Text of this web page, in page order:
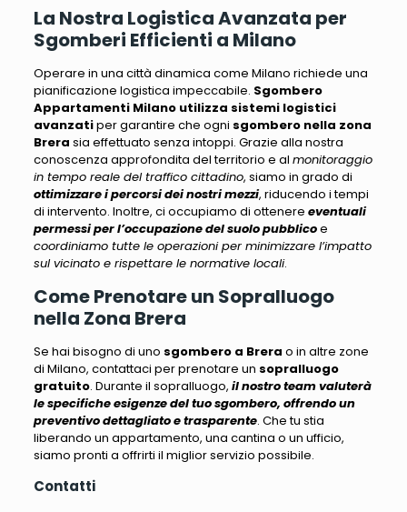
La Nostra Logistica Avanzata per
Sgomberi Efficienti a Milano
Operare in una città dinamica come Milano richiede una
pianificazione logistica impeccabile. Sgombero
Appartamenti Milano utilizza sistemi logistici
avanzatiper garantire che ogni sgombero nella zona
Brera sia effettuato senza intoppi. Grazie alla nostra
conoscenza approfondita del territorio e al monitoraggio
in tempo reale del traffico cittadino, siamo in grado di
ottimizzare i percorsi dei nostri mezzi, riducendo i tempi
di intervento. Inoltre, ci occupiamo di ottenere eventuali
permessi per l’occupazione del suolo pubblicoe
coordiniamo tutte le operazioni per minimizzare l’impatto
sul vicinato e rispettare le normative locali.
Come Prenotare un Sopralluogo
nella Zona Brera
Se hai bisogno di uno sgombero a Brera o in altre zone
di Milano, contattaci per prenotare un sopralluogo
gratuito. Durante il sopralluogo, il nostro team valuterà
le specifiche esigenze del tuo sgombero, offrendo un
preventivo dettagliato e trasparente. Che tu stia
liberando un appartamento, una cantina o un ufficio,
siamo pronti a offrirti il miglior servizio possibile.
Contatti